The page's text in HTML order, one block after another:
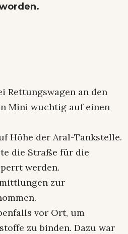
Rettungswagen an den
Mini wuchtig auf einen
Höhe der Aral-Tankstelle.
die Straße für die
werden.
zur
vor Ort, um
zu binden. Dazu war